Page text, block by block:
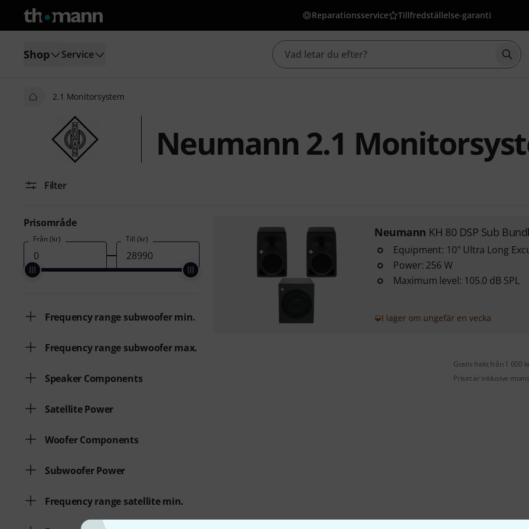
Reparationsservice Tillfredställelse-garanti
Shop Service
2.1 Monitorsystem
Neumann 2.1
Filter
Prisområde
Från (kr) Till (kr)
Frequency range subwoofer min.
Frequency range subwoofer max.
Speaker Components
Satellite Power
Woofer Components
Subwoofer Power
Frequency range satellite min.
Neumann KH 80 DSP Sub
Equipment: 10" Ultra Long
Power: 256 W
Maximum level: 105.0 dB SPL
I lager om ungefär en vecka
Gratis frakt från 1 600
Priset är inklusive